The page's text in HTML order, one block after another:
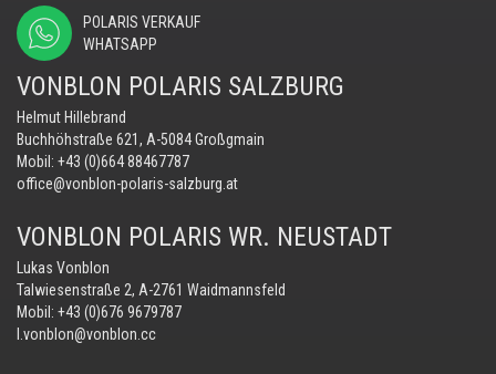
POLARIS VERKAUF
WHATSAPP
VONBLON POLARIS SALZBURG
Helmut Hillebrand
Buchhöhstraße 621, A-5084 Großgmain
Mobil: +43 (0)664 88467787
office@vonblon-polaris-salzburg.at
VONBLON POLARIS WR. NEUSTADT
Lukas Vonblon
Talwiesenstraße 2, A-2761 Waidmannsfeld
Mobil: +43 (0)676 9679787
l.vonblon@vonblon.cc